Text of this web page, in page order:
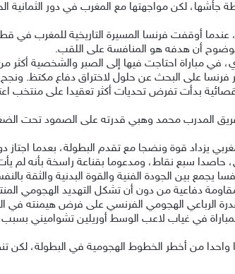
لكن مواجهتها مع المغرب في دور الثمانية
وتعيد المباراة إلى الأذهان مواجهة الدور قبل النهائي لكأس العالم 2022، عندما أوقفت
بوضوح أن هدفه هو المنافسة ‌على ⁠اللقب.
فرنسا على البحث عن حلول لاختراق دفاع مكتظ.
بدأت تفرض تحديات أكثر ⁠تعقيدا على
المدرب محمد وهبي قدرته ‌على الصمود تحت
المغربي يزداد قوة ونضجا مع تقدم البطولة، بعدما
سبع نقاط، ومدعوما بقناعة راسخة بأنه لم يأت
الرباعي الهجومي الفرنسي على فرض هيمنته في
في غياب لاعب الوسط أوريلين تشواميني
من أخطر الخطوط الهجومية في البطولة، لكن